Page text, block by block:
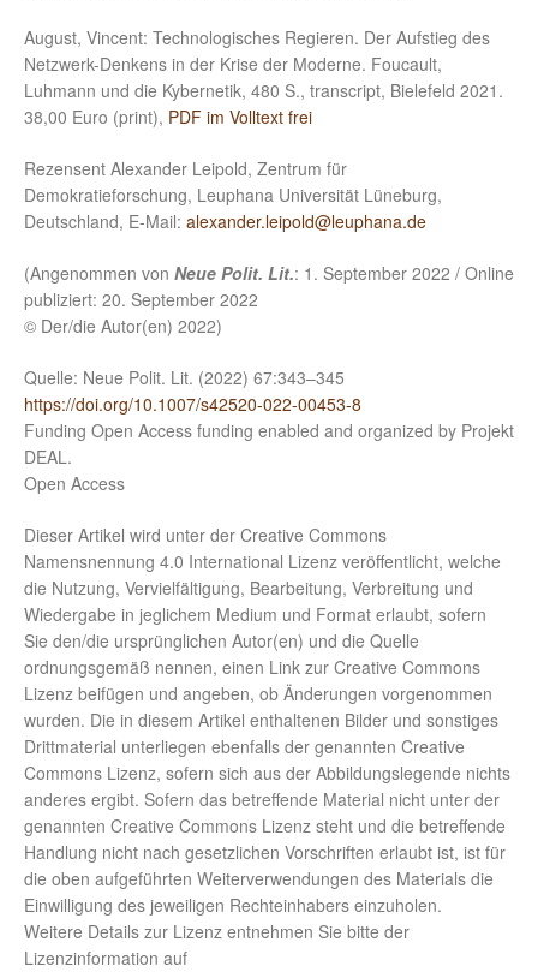
August, Vincent: Technologisches Regieren. Der Aufstieg des
Netzwerk-Denkens in der Krise der Moderne. Foucault,
Luhmann und die Kybernetik, 480 S., transcript, Bielefeld 2021.
38,00 Euro (print), PDF im Volltext frei
Rezensent Alexander Leipold, Zentrum für
Demokratieforschung, Leuphana Universität Lüneburg,
Deutschland, E-Mail: alexander.leipold@leuphana.de
(Angenommen von Neue Polit. Lit.: 1. September 2022 / Online
publiziert: 20. September 2022
© Der/die Autor(en) 2022)
Quelle: Neue Polit. Lit. (2022) 67:343–345
https://doi.org/10.1007/s42520-022-00453-8
Funding Open Access funding enabled and organized by Projekt
DEAL.
Open Access
Dieser Artikel wird unter der Creative Commons
Namensnennung 4.0 International Lizenz veröffentlicht, welche
die Nutzung, Vervielfältigung, Bearbeitung, Verbreitung und
Wiedergabe in jeglichem Medium und Format erlaubt, sofern
Sie den/die ursprünglichen Autor(en) und die Quelle
ordnungsgemäß nennen, einen Link zur Creative Commons
Lizenz beifügen und angeben, ob Änderungen vorgenommen
wurden. Die in diesem Artikel enthaltenen Bilder und sonstiges
Drittmaterial unterliegen ebenfalls der genannten Creative
Commons Lizenz, sofern sich aus der Abbildungslegende nichts
anderes ergibt. Sofern das betreffende Material nicht unter der
genannten Creative Commons Lizenz steht und die betreffende
Handlung nicht nach gesetzlichen Vorschriften erlaubt ist, ist für
die oben aufgeführten Weiterverwendungen des Materials die
Einwilligung des jeweiligen Rechteinhabers einzuholen.
Weitere Details zur Lizenz entnehmen Sie bitte der
Lizenzinformation auf